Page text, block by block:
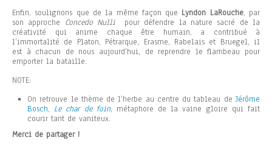
Enfin, soulignons que de la même façon que Lyndon LaRouche, par
son approche Concedo Nulli
pour défendre la nature sacré de la
créativité qui anime chaque être humain, a contribué à
l’immortalité de Platon, Pétrarque, Erasme, Rabelais et Bruegel, il
est à chacun de nous aujourd’hui, de reprendre le flambeau pour
emporter la bataille.
NOTE:
On retrouve le thème de l’herbe au centre du tableau de Jérôme
Bosch, Le char de foin, métaphore de la vaine gloire qui fait
courir tant de vaniteux.
Merci de partager !